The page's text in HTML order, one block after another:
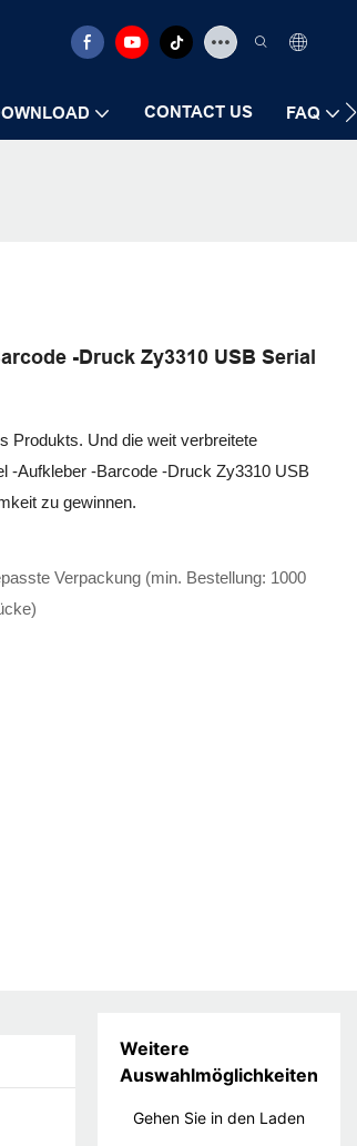
CONTACT US FAQ
-Druck Zy3310 USB Serial
Produkts. Und die weit verbreitete
-Aufkleber -Barcode -Druck Zy3310 USB
zu gewinnen.
Verpackung (min. Bestellung: 1000
Weitere
Auswahlmöglichkeiten
Gehen Sie in den Laden